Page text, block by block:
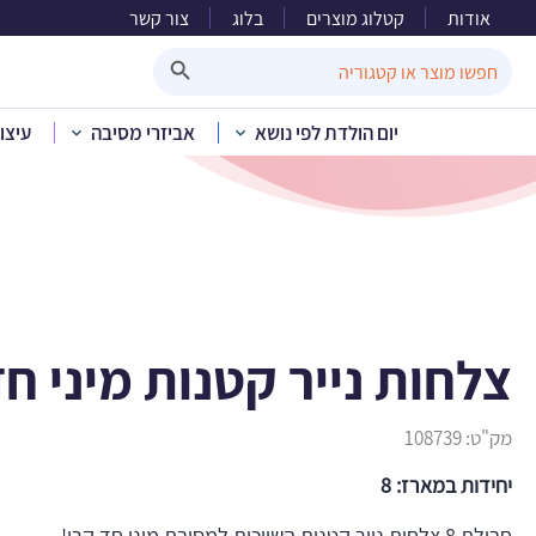
אודות קטלוג מוצרים בלוג צור קשר
for:
יום הולדת לפי נושא אביזרי מסיבה
בית»קטלוג מוצרים »
צלחות נייר קטנות מיני
מק"ט:108739
יחידות במארז: 8